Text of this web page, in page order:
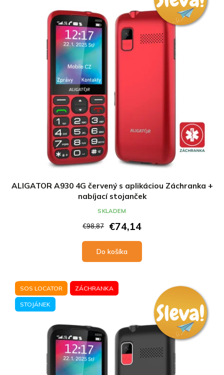
ALIGATOR A930 4G červený s aplikáciou Záchranka +
nabíjací stojanček
€98,87 €74,14
Do košíka
SKLADEM
SOS LOCATOR ZÁCHRANKA
STOJÁNEK